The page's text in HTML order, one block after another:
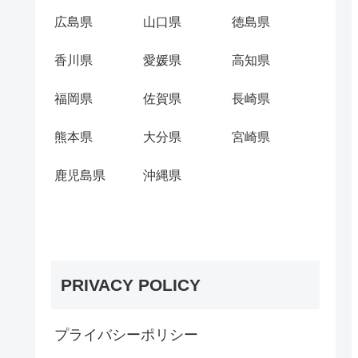
広島県 山口県 徳島県
香川県 愛媛県 高知県
福岡県 佐賀県 長崎県
熊本県 大分県 宮崎県
鹿児島県 沖縄県
PRIVACY POLICY
プライバシーポリシー